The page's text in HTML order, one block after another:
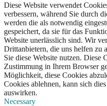
Diese Website verwendet
verbessern, während Sie durch
werden die als notwendig
gespeichert, da sie für das
Website unerlässlich sind. Wir
Drittanbietern, die uns helfen zu
Sie diese Website nutzen. Diese
Zustimmung in Ihrem Browser
Möglichkeit, diese Cookies
Cookies ablehnen, kann sich
auswirken.
Necessary